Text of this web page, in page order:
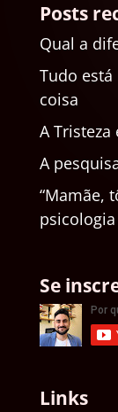
Posts
Qual a
Tudo
coisa
A Tristeza
A
“Mamãe,
Se
Links